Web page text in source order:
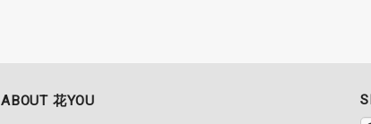
ABOUT 花YOU